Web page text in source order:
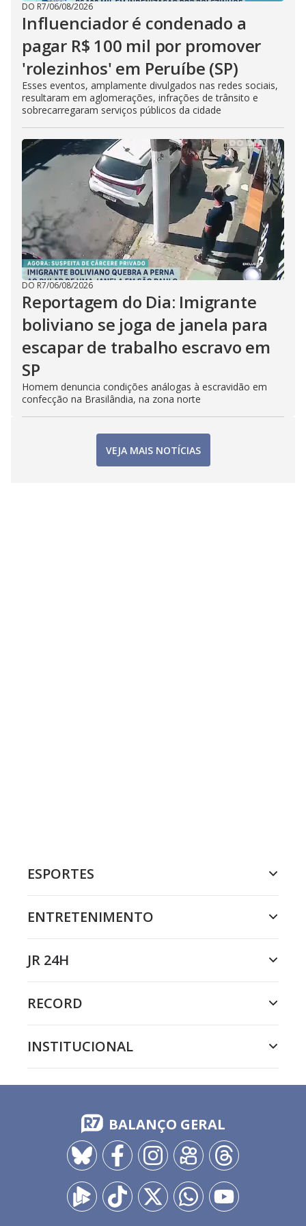
DO R7/06/08/2026
Influenciador é condenado a
pagar R$ 100 mil por promover
'rolezinhos' em Peruíbe (SP)
Esses eventos, amplamente divulgados nas redes sociais,
resultaram em aglomerações, infrações de trânsito e
sobrecarregaram serviços públicos da cidade
DO R7/06/08/2026
Reportagem do Dia: Imigrante
boliviano se joga de janela para
escapar de trabalho escravo em
SP
Homem denuncia condições análogas à escravidão em
confecção na Brasilândia, na zona norte
VEJA MAIS NOTÍCIAS
ESPORTES
ENTRETENIMENTO
JR 24H
RECORD
INSTITUCIONAL
BALANÇO GERAL